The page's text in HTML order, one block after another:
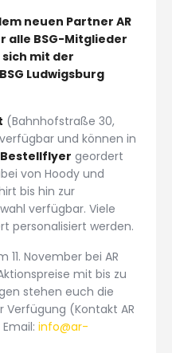
neuen Partner AR
alle BSG-Mitglieder
mit der
Ludwigsburg
(Bahnhofstraße 30,
und können in
Bestellflyer geordert
von Hoody und
bis hin zur
verfügbar. Viele
personalisiert werden.
11. November bei AR
mit bis zu
stehen euch die
Verfügung (Kontakt AR
info@ar-